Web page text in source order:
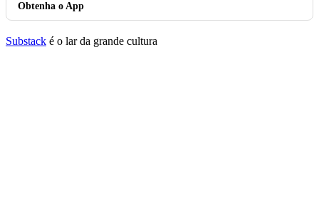
Obtenha o App
Substack é o lar da grande cultura